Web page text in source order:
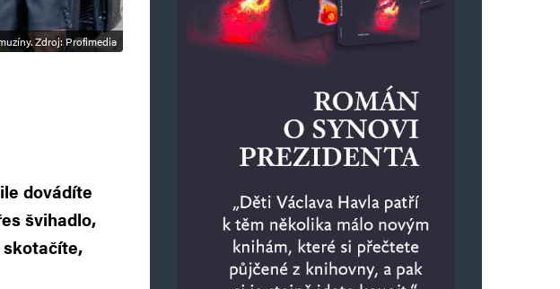
Zdroj: Profimedia
dovádíte
švihadlo,
skotačíte,